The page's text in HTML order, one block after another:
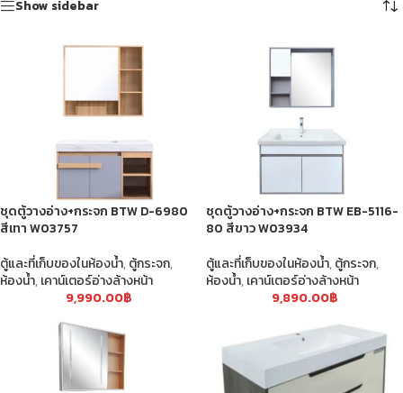
Show sidebar
ชุดตู้วางอ่าง+กระจก BTW D-6980
สีเทา W03757
ตู้และที่เก็บของในห้องน้ำ,ตู้กระจก,
ห้องน้ำ,เคาน์เตอร์อ่างล้างหน้า
9,990.00฿
ชุดตู้วางอ่าง+กระจก BTW EB-5116-
80 สีขาว W03934
ตู้และที่เก็บของในห้องน้ำ,ตู้กระจก,
ห้องน้ำ,เคาน์เตอร์อ่างล้างหน้า
9,890.00฿